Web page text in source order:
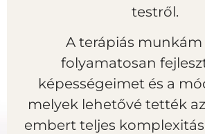
testről.
A terápiás munkám
folyamatosan
képességeimet és a
melyek lehetővé tették
embert teljes